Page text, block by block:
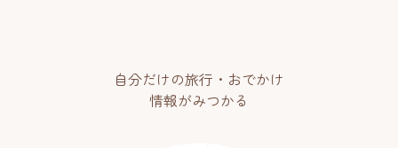
自分だけの旅行・おでかけ
情報がみつかる